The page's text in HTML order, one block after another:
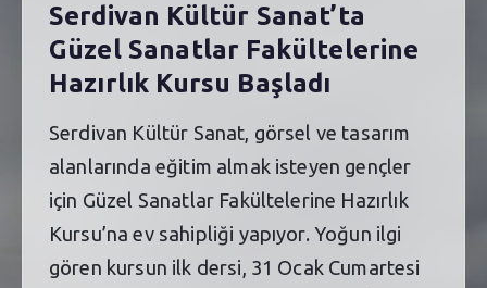
Serdivan Kültür Sanat’ta
Güzel Sanatlar Fakültelerine
Hazırlık Kursu Başladı
Serdivan Kültür Sanat, görsel ve tasarım
alanlarında eğitim almak isteyen gençler
için Güzel Sanatlar Fakültelerine Hazırlık
Kursu’na ev sahipliği yapıyor. Yoğun ilgi
gören kursun ilk dersi, 31 Ocak Cumartesi